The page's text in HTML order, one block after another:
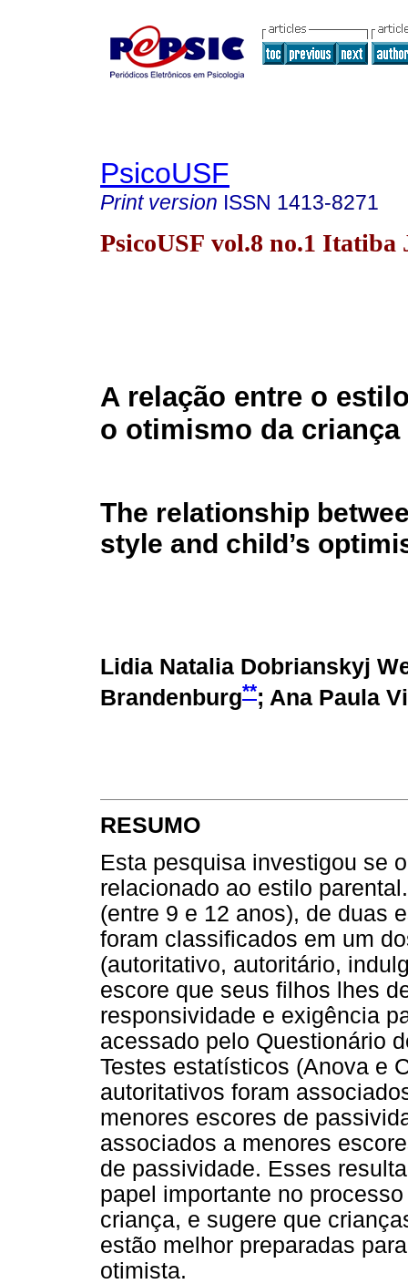
PsicoUSF
Print version ISSN 1413-8271
PsicoUSF vol.8 no.1 Itatiba
A relação entre o
o otimismo da criança
The relationship
style and child’s
Lidia Natalia Dobrianskyj
Brandenburg**; Ana Paula
RESUMO
Esta pesquisa investigou se
relacionado ao estilo
(entre 9 e 12 anos), de duas
foram classificados em um
(autoritativo, autoritário,
escore que seus filhos lhes
responsividade e exigência
acessado pelo Questionário
Testes estatísticos (Anova e
autoritativos foram
menores escores de
associados a menores
de passividade. Esses
papel importante no
criança, e sugere que
estão melhor preparadas
otimista.